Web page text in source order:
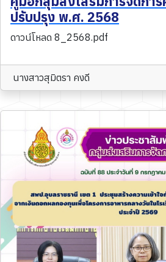
ปรับปรุง พ.ศ. 2568
ดาวน์โหลด 8_2568.pdf
นางสาวสุมิตรา คงดี